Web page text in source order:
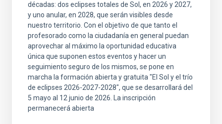
décadas: dos eclipses totales de Sol, en 2026 y 2027,
y uno anular, en 2028, que serán visibles desde
nuestro territorio. Con el objetivo de que tanto el
profesorado como la ciudadanía en general puedan
aprovechar al máximo la oportunidad educativa
única que suponen estos eventos y hacer un
seguimiento seguro de los mismos, se pone en
marcha la formación abierta y gratuita "El Sol y el trío
de eclipses 2026-2027-2028", que se desarrollará del
5 mayo al 12 junio de 2026. La inscripción
permanecerá abierta